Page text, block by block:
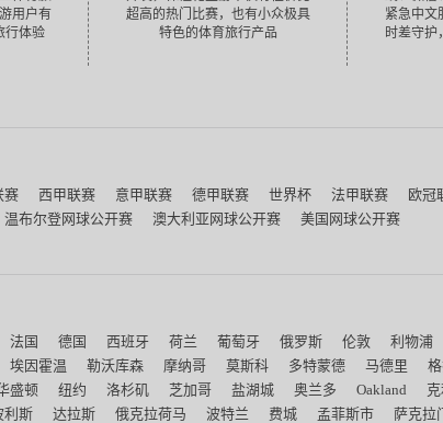
用户有
行体验
超高的热门比赛，也有小众极具
特色的体育旅行产品
紧急中文
时差守护
赛 西甲联赛 意甲联赛 德甲联赛 世界杯 法甲联赛 欧冠
温布尔登网球公开赛 澳大利亚网球公开赛
美国网球公开赛
法国 德国 西班牙 荷兰 葡萄牙 俄罗斯 伦敦 利物浦
埃因霍温 勒沃库森 摩纳哥 莫斯科 多特蒙德 马德里
盛顿 纽约 洛杉矶 芝加哥 盐湖城 奥兰多 Oakland
利斯 达拉斯 俄克拉荷马 波特兰 费城 孟菲斯市 萨克拉